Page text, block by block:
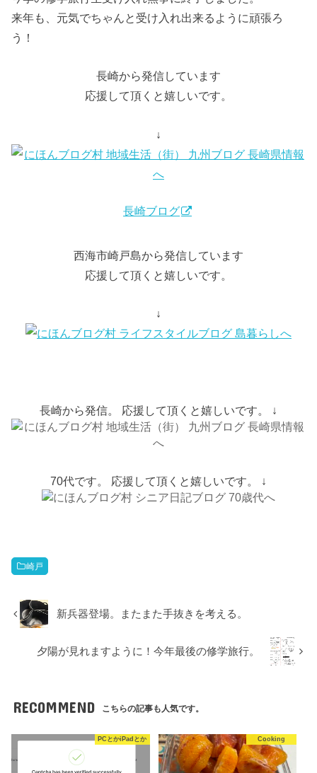
来年も、元気でちゃんと受け入れ出来るように頑張ろ
う！
長崎から発信しています
応援して頂くと嬉しいです。
↓
長崎ブログ
西海市崎戸島から発信しています
応援して頂くと嬉しいです。
↓
長崎から発信。 応援して頂くと嬉しいです。 ↓
70代です。 応援して頂くと嬉しいです。 ↓
崎戸
新兵器登場。またまた手抜きを考える。
夕陽が見れますように！今年最後の修学旅行。
RECOMMEND こちらの記事も人気です。
PCとかiPadとか Cooking